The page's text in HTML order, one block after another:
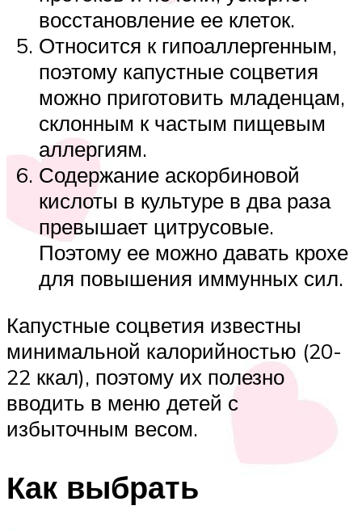
восстановление ее клеток.
Относится к гипоаллергенным,
поэтому капустные соцветия
можно приготовить младенцам,
склонным к частым пищевым
аллергиям.
Содержание аскорбиновой
кислоты в культуре в два раза
превышает цитрусовые.
Поэтому ее можно давать крохе
для повышения иммунных сил.
Капустные соцветия известны
минимальной калорийностью (20-
22 ккал), поэтому их полезно
вводить в меню детей с
избыточным весом.
Как выбрать